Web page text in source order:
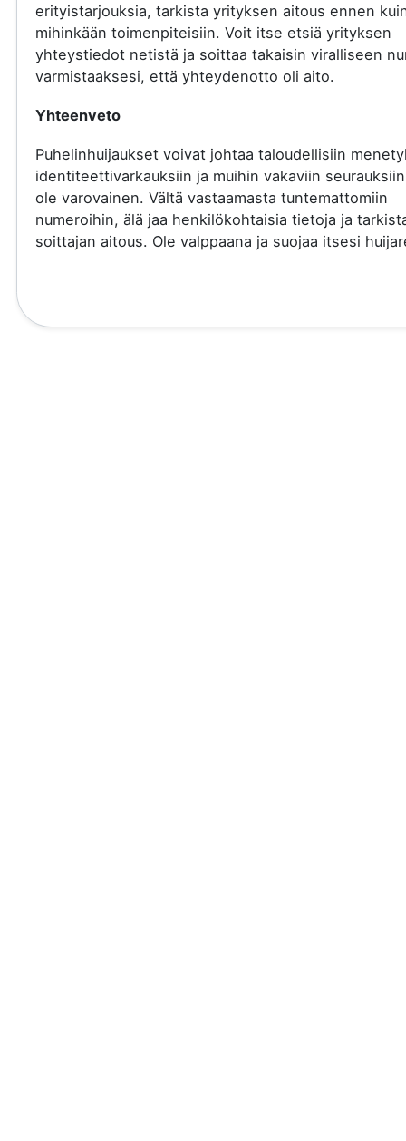
erityistarjouksia, tarkista yrityksen aitous ennen
mihinkään toimenpiteisiin. Voit itse etsiä yrityksen
yhteystiedot netistä ja soittaa takaisin viralliseen
varmistaaksesi, että yhteydenotto oli aito.
Yhteenveto
Puhelinhuijaukset voivat johtaa taloudellisiin
identiteettivarkauksiin ja muihin vakaviin
ole varovainen. Vältä vastaamasta tuntemattomiin
numeroihin, älä jaa henkilökohtaisia tietoja ja
soittajan aitous. Ole valppaana ja suojaa itsesi